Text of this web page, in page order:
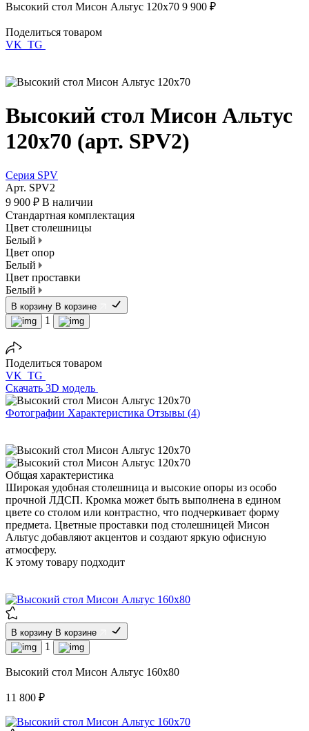
Высокий стол Мисон Альтус 120х70 9 900 ₽
Поделиться товаром
VK TG
Высокий стол Мисон Альтус
120х70 (арт. SPV2)
Серия SPV
Арт. SPV2
9 900 ₽ В наличии
Стандартная комплектация
Цвет столешницы
Белый
Цвет опор
Белый
Цвет проставки
Белый
В корзину В корзине
1
Поделиться товаром
VK TG
Скачать 3D модель
Фотографии Характеристика Отзывы (4)
Общая характеристика
Широкая удобная столешница и высокие опоры из особо
прочной ЛДСП. Кромка может быть выполнена в едином
цвете со столом или контрастно, что подчеркивает форму
предмета. Цветные проставки под столешницей Мисон
Альтус добавляют акцентов и создают яркую офисную
атмосферу.
К этому товару подходит
В корзину В корзине
1
Высокий стол Мисон Альтус 160х80
11 800 ₽